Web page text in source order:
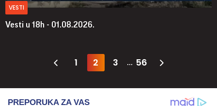
VESTI
Vesti u 18h - 01.08.2026.
1 2 3 ... 56